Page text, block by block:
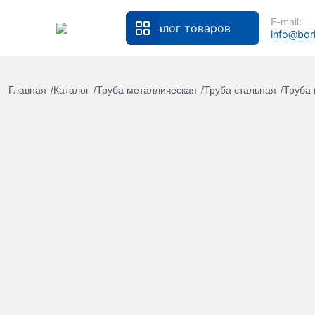
Каталог товаров
E-mail:
Главная Каталог Труба металлическая Труба стальная Труба